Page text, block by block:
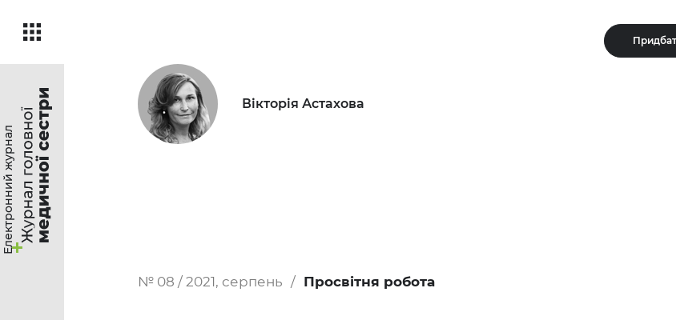
Вікторія Астахова
№ 08 / 2021, серпень Просвітня робота
Електронний журнал